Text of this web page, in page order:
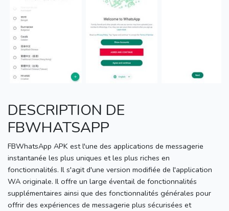
DESCRIPTION DE
FBWHATSAPP
FBWhatsApp APK est l'une des applications de messagerie
instantanée les plus uniques et les plus riches en
fonctionnalités. Il s'agit d'une version modifiée de l'application
WA originale. Il offre un large éventail de fonctionnalités
supplémentaires ainsi que des fonctionnalités générales pour
offrir des expériences de messagerie plus sécurisées et